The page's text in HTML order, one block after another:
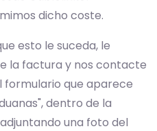
dicho coste.
esto le suceda, le
la factura y nos contacte
que aparece
dentro de la
una foto del